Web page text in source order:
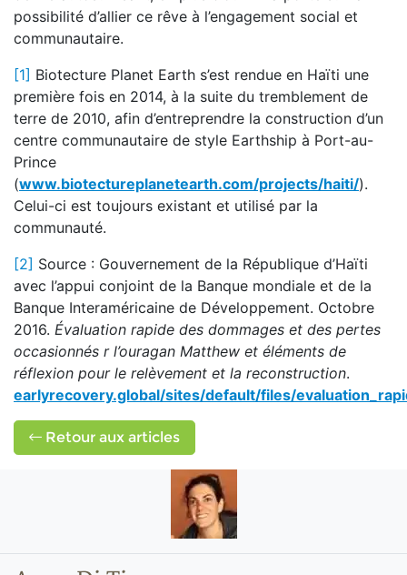
possibilité d’allier ce rêve à l’engagement social et
communautaire.
[1] Biotecture Planet Earth s’est rendue en Haïti une
première fois en 2014, à la suite du tremblement de
terre de 2010, afin d’entreprendre la construction d’un
centre communautaire de style Earthship à Port-au-
Prince
(www.biotectureplanetearth.com/projects/haiti/).
Celui-ci est toujours existant et utilisé par la
communauté.
[2] Source : Gouvernement de la République d’Haïti
avec l’appui conjoint de la Banque mondiale et de la
Banque Interaméricaine de Développement. Octobre
2016. Évaluation rapide des dommages et des pertes
occasionnés r l’ouragan Matthew et éléments de
réflexion pour le relèvement et la reconstruction.
earlyrecovery.global/sites/default/files/
Retour aux articles